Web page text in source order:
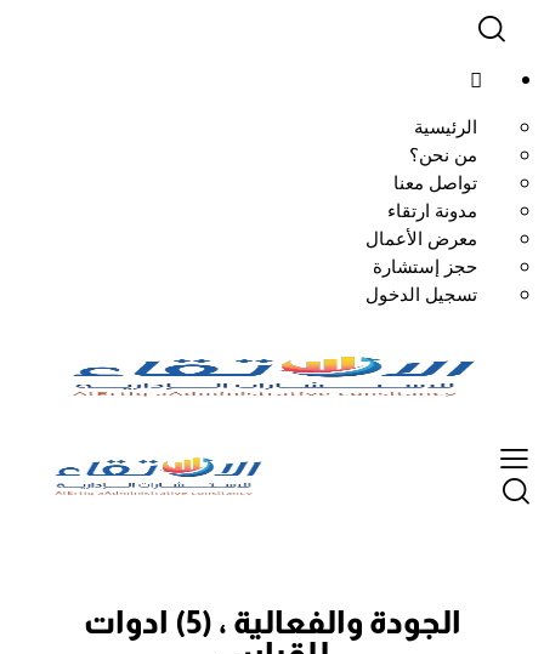
الرئيسية
من نحن؟
تواصل معنا
مدونة ارتقاء
معرض الأعمال
حجز إستشارة
تسجيل الدخول
الجودة والفعالية ، (5) ادوات